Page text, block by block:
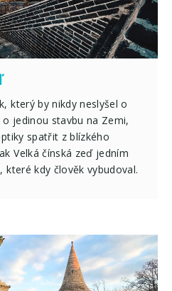
který by nikdy neslyšel o
o jedinou stavbu na Zemi,
spatřit z blízkého
Velká čínská zeď jedním
které kdy člověk vybudoval.